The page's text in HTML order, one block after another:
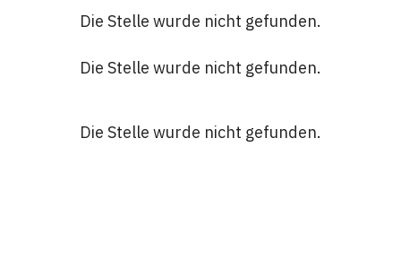
Die Stelle wurde nicht gefunden.
Die Stelle wurde nicht gefunden.
Die Stelle wurde nicht gefunden.